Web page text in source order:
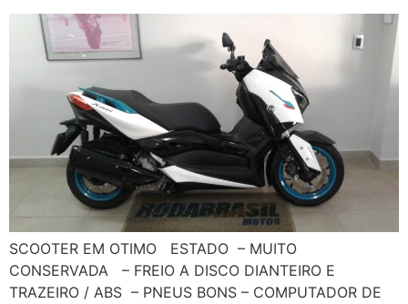
SCOOTER EM OTIMO ESTADO – MUITO
CONSERVADA – FREIO A DISCO DIANTEIRO E
TRAZEIRO / ABS – PNEUS BONS – COMPUTADOR DE